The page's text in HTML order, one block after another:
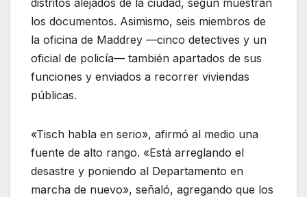
los documentos. Asimismo, seis miembros de
la oficina de Maddrey —cinco detectives y un
oficial de policía— también apartados de sus
funciones y enviados a recorrer viviendas
públicas.
«Tisch habla en serio», afirmó al medio una
fuente de alto rango. «Está arreglando el
desastre y poniendo al Departamento en
marcha de nuevo», señaló, agregando que los